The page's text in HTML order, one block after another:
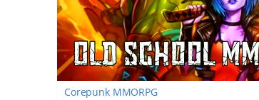
Corepunk MMORPG